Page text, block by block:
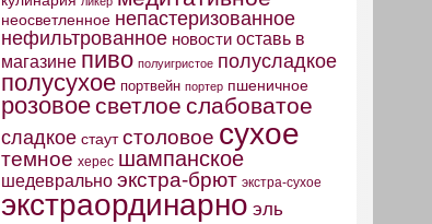
неосветленное непастеризованное
нефильтрованное новости оставь в
магазине пиво полуигристое полусладкое
полусухое портвейн портер пшеничное
розовоесветлое слабоватое
сладкое стаут столовое сухое
темное херес шампанское
шедеврально экстра-брют экстра-сухое
экстраординарно эль